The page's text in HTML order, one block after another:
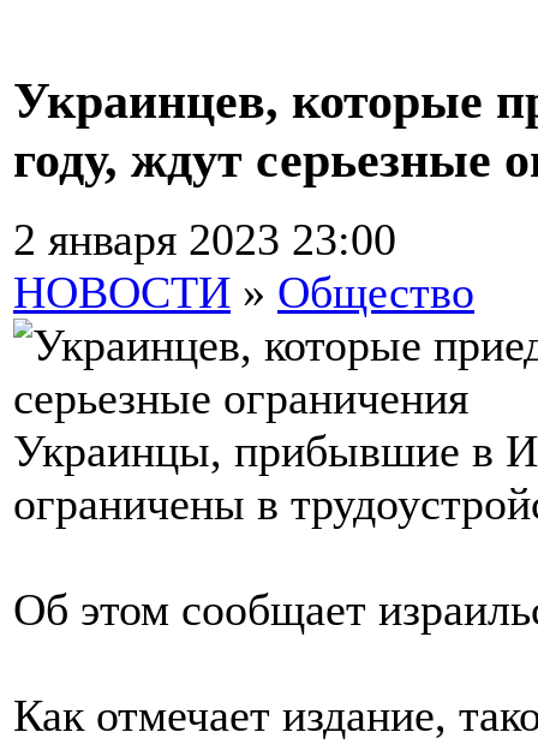
Украинцев, которые
году, ждут серьезные
2 января 2023 23:00
НОВОСТИ » Общество
Украинцы, прибывшие в
ограничены в
Об этом сообщает
Как отмечает издание,